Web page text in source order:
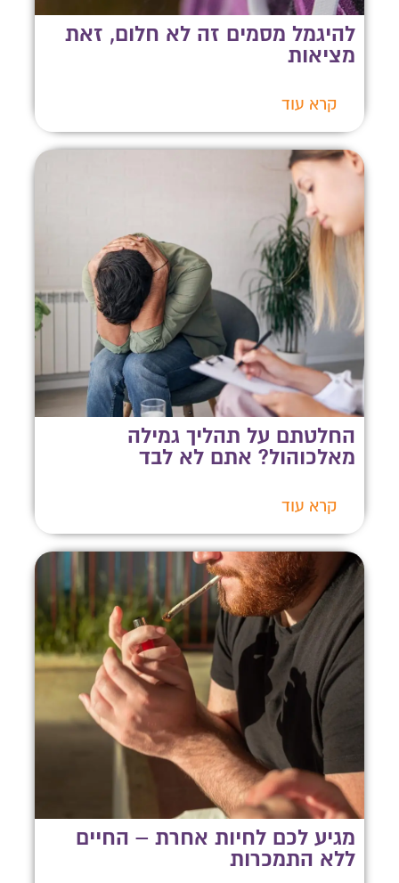
להיגמל מסמים זה לא חלום, זאת
מציאות
קרא עוד
החלטתם על תהליך גמילה
מאלכוהול? אתם לא לבד
קרא עוד
מגיע לכם לחיות אחרת – החיים
ללא התמכרות